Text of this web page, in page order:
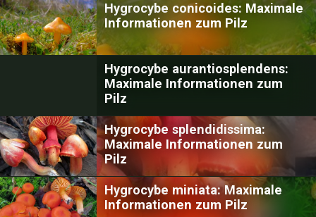
Hygrocybe conicoides: Maximale
Informationen zum Pilz
Hygrocybe aurantiosplendens:
Maximale Informationen zum
Pilz
Hygrocybe splendidissima:
Maximale Informationen zum
Pilz
Hygrocybe miniata: Maximale
Informationen zum Pilz